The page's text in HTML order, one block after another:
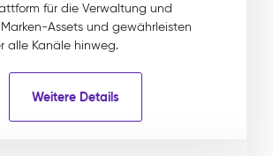
für die Verwaltung und
Assets und gewährleisten
alle Kanäle hinweg.
Weitere Details